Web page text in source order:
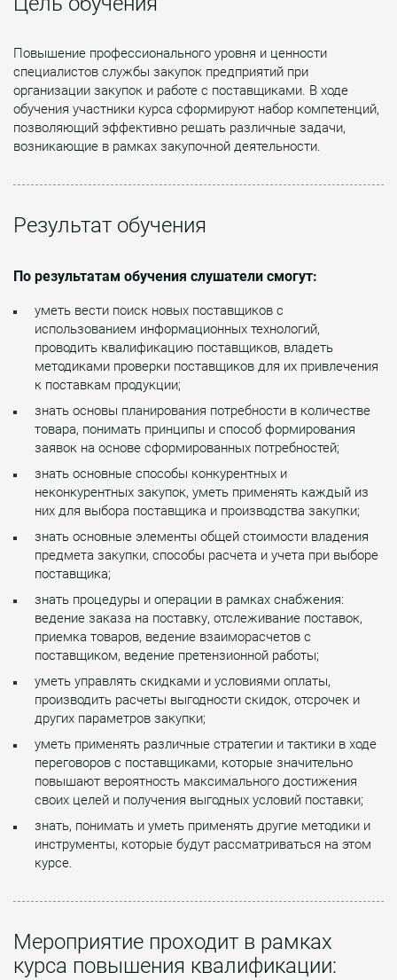
Повышение профессионального уровня и ценности
специалистов службы закупок предприятий при
организации закупок и работе с поставщиками. В ходе
обучения участники курса сформируют набор компетенций,
позволяющий эффективно решать различные задачи,
возникающие в рамках закупочной деятельности.
Результат обучения
По результатам обучения слушатели смогут:
уметь вести поиск новых поставщиков с
использованием информационных технологий,
проводить квалификацию поставщиков, владеть
методиками проверки поставщиков для их привлечения
к поставкам продукции;
знать основы планирования потребности в количестве
товара, понимать принципы и способ формирования
заявок на основе сформированных потребностей;
знать основные способы конкурентных и
неконкурентных закупок, уметь применять каждый из
них для выбора поставщика и производства закупки;
знать основные элементы общей стоимости владения
предмета закупки, способы расчета и учета при выборе
поставщика;
знать процедуры и операции в рамках снабжения:
ведение заказа на поставку, отслеживание поставок,
приемка товаров, ведение взаиморасчетов с
поставщиком, ведение претензионной работы;
уметь управлять скидками и условиями оплаты,
производить расчеты выгодности скидок, отсрочек и
других параметров закупки;
уметь применять различные стратегии и тактики в ходе
переговоров с поставщиками, которые значительно
повышают вероятность максимального достижения
своих целей и получения выгодных условий поставки;
знать, понимать и уметь применять другие методики и
инструменты, которые будут рассматриваться на этом
курсе.
Мероприятие проходит в рамках
курса повышения квалификации: